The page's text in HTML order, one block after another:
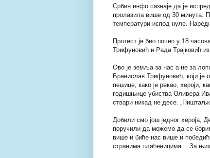
Србин.инфо сазнаје да је
пролазила више од 30 минута.
температури испод нуле.
Протест је био почео у 18
Трифуновић и Рада Трајковић
Ово је земља за нас а не за
Бранислав Трифуновић, који
пешице, како је рекао, хероји,
годишњице убиства Оливера
ствари никад не десе.
Добили смо још једног хероја,
поручили да можемо да се
више и биће нас више и
странима плаћеницима… За њих